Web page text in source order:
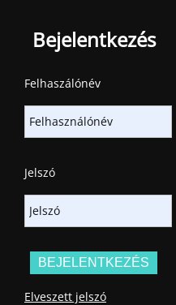
Bejelentkezés
Felhaszálónév
Jelszó
Elveszett jelszó